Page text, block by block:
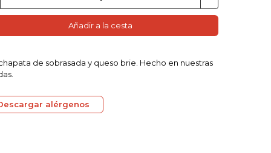
Añadir a la cesta
de sobrasada y queso brie. Hecho en nuestras
alérgenos